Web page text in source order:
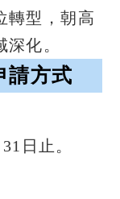
轉型，朝高
化。
請方式
日止。